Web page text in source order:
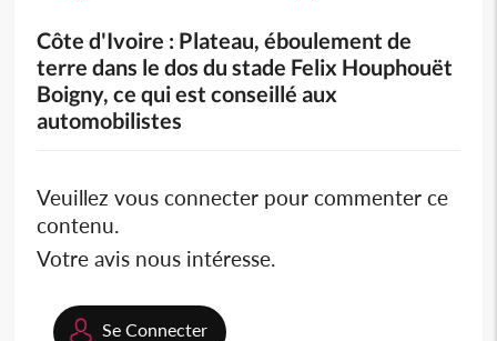
Côte d'Ivoire : Plateau, éboulement de
terre dans le dos du stade Felix Houphouët
Boigny, ce qui est conseillé aux
automobilistes
Veuillez vous connecter pour commenter ce
contenu.
Votre avis nous intéresse.
Se Connecter